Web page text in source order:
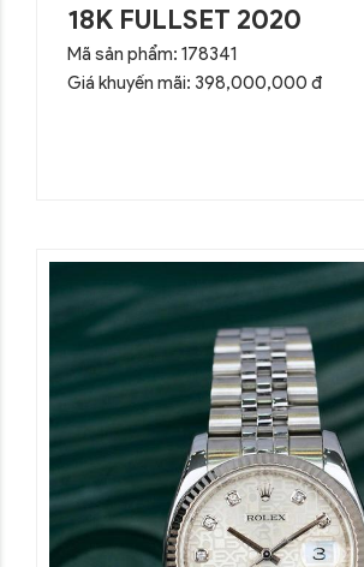
18K FULLSET 2020
Mã sản phẩm: 178341
Giá khuyến mãi: 398,000,000 đ